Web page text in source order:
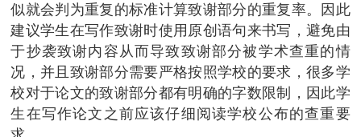
似就会判为重复的标准计算致谢部分的重复率。因此
建议学生在写作致谢时使用原创语句来书写，避免由
于抄袭致谢内容从而导致致谢部分被学术查重的情
况，并且致谢部分需要严格按照学校的要求，很多学
校对于论文的致谢部分都有明确的字数限制，因此学
生在写作论文之前应该仔细阅读学校公布的查重要